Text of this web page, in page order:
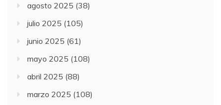
agosto 2025 (38)
julio 2025 (105)
junio 2025 (61)
mayo 2025 (108)
abril 2025 (88)
marzo 2025 (108)